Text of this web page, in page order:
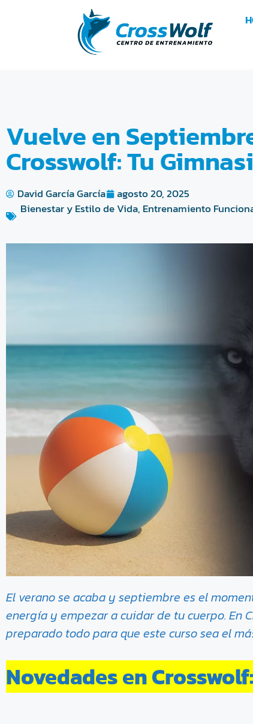
Vuelve en
Crosswolf: Tu
David García García
agosto 20, 2025
Bienestar y Estilo de Vida, Entrenamiento
El verano se acaba y septiembre es el
energía y empezar a cuidar de tu cuerpo. En
preparado todo para que este curso sea el
Novedades en